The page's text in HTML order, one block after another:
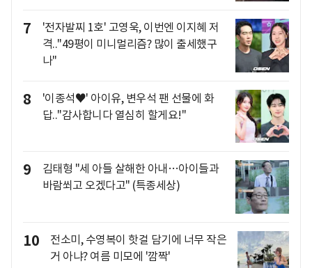
7
'전자발찌 1호' 고영욱, 이번엔 이지혜 저
격.."49평이 미니멀리즘? 많이 출세했구
나"
8
'이종석♥' 아이유, 변우석 팬 선물에 화
답.."감사합니다 열심히 할게요!"
9
김태형 "세 아들 살해한 아내…아이들과
바람쐬고 오겠다고" (특종세상)
10
전소미, 수영복이 핫걸 담기에 너무 작은
거 아냐? 여름 미모에 '깜짝'